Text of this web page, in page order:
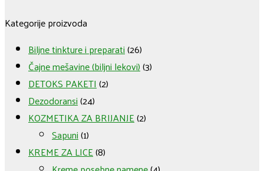
Bergamot
Kategorije proizvoda
Biljne tinkture i preparati(26)
Čajne mešavine (biljni lekovi)(3)
DETOKS PAKETI(2)
Dezodoransi(24)
KOZMETIKA ZA BRIJANJE(2)
Sapuni(1)
KREME ZA LICE(8)